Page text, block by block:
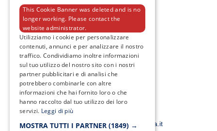
Email:
smacampaniaspa@pec.it –info@smacampania.it
b
T
w
i
t
t
e
I
n
s
t
a
g
a
m
Y
o
u
t
u
b
e
This Cookie Banner was deleted and is no
longer working. Please contact the
website administrator.
Utilizziamo i cookie per personalizzare
contenuti, annunci e per analizzare il nostro
traffico. Condividiamo inoltre informazioni
sul tuo utilizzo del nostro sito con i nostri
partner pubblicitari e di analisi che
potrebbero combinarle con altre
informazioni che hai fornito loro o che
hanno raccolto dal tuo utilizzo dei loro
servizi. Leggi di più
MOSTRA TUTTI I PARTNER (1849) →